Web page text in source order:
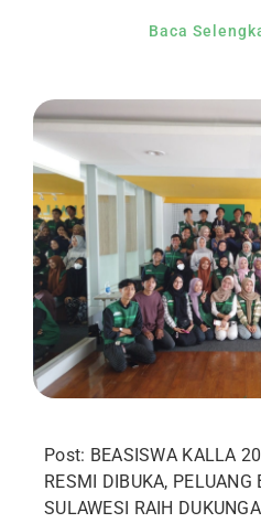
Baca
Post: BEASISWA KALLA
RESMI DIBUKA,
SULAWESI RAIH